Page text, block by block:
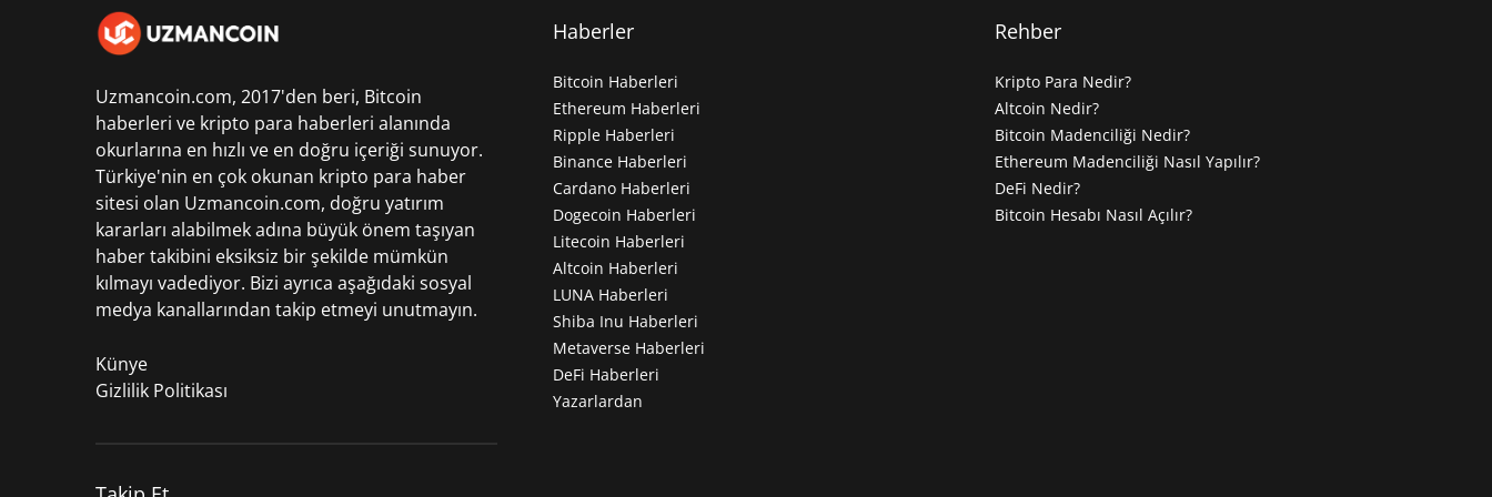
Uzmancoin.com, 2017'den beri, Bitcoin
haberleri ve kripto para haberleri alanında
okurlarına en hızlı ve en doğru içeriği sunuyor.
Türkiye'nin en çok okunan kripto para haber
sitesi olan Uzmancoin.com, doğru yatırım
kararları alabilmek adına büyük önem taşıyan
haber takibini eksiksiz bir şekilde mümkün
kılmayı vadediyor. Bizi ayrıca aşağıdaki sosyal
medya kanallarından takip etmeyi unutmayın.
Künye
Gizlilik Politikası
Haberler
Bitcoin Haberleri
Ethereum Haberleri
Ripple Haberleri
Binance Haberleri
Cardano Haberleri
Dogecoin Haberleri
Litecoin Haberleri
Altcoin Haberleri
LUNA Haberleri
Shiba Inu Haberleri
Metaverse Haberleri
DeFi Haberleri
Yazarlardan
Rehber
Kripto Para Nedir?
Altcoin Nedir?
Bitcoin Madenciliği Nedir?
Ethereum Madenciliği Nasıl Yapılır?
DeFi Nedir?
Bitcoin Hesabı Nasıl Açılır?